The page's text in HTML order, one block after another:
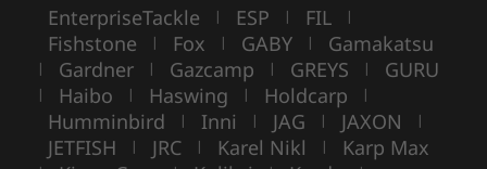
EnterpriseTackle | ESP | FIL |
Fishstone | Fox | GABY | Gamakatsu
| Gardner | Gazcamp | GREYS | GURU
| Haibo | Haswing | Holdcarp |
Humminbird | Inni | JAG | JAXON |
JETFISH | JRC | Karel Nikl | Karp Max